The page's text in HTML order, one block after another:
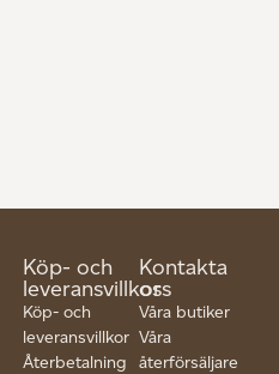
Köp- och
leveransvillkor
Köp- och
leveransvillkor
Återbetalning
Kontakta
oss
Våra butiker
Våra
återförsäljare